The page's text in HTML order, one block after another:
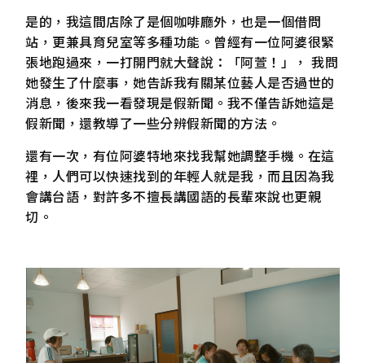
是的，我這間店除了是個咖啡廳外，也是一個借問
站，更兼具育兒室等多種功能。曾經有一位阿婆很緊
張地跑過來，一打開門就大聲說：「阿萱！」， 我問
她發生了什麼事，她告訴我有關某位藝人是否過世的
消息，後來我一看發現是假新聞。我不僅告訴她這是
假新聞，還教導了一些分辨假新聞的方法。
還有一次，有位阿婆特地來找我幫她調整手機。在這
裡，人們可以快速找到的年輕人就是我，而且因為我
會講台語，對許多不擅長講國語的長輩來說也更親
切。